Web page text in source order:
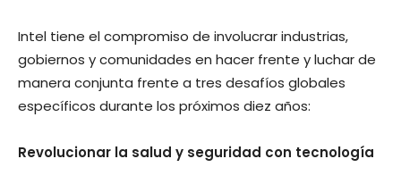
Intel tiene el compromiso de involucrar industrias,
gobiernos y comunidades en hacer frente y luchar de
manera conjunta frente a tres desafíos globales
específicos durante los próximos diez años:
Revolucionar la salud y seguridad con tecnología